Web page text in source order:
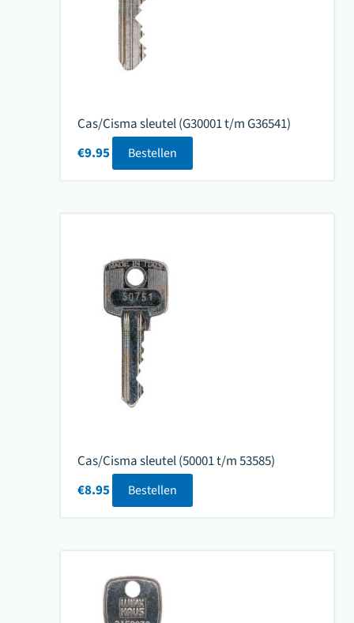
Cas/Cisma sleutel (G30001 t/m G36541)
€9.95 Bestellen
Cas/Cisma sleutel (50001 t/m 53585)
€8.95 Bestellen